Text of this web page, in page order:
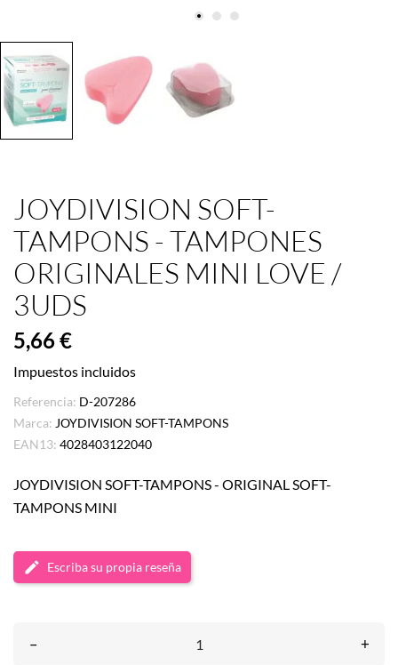
JOYDIVISION SOFT-
TAMPONS - TAMPONES
ORIGINALES MINI LOVE /
3UDS
5,66 €
Impuestos incluidos
Referencia: D-207286
Marca: JOYDIVISION SOFT-TAMPONS
EAN13: 4028403122040
JOYDIVISION SOFT-TAMPONS - ORIGINAL SOFT-
TAMPONS MINI
Escriba su propia reseña
– +